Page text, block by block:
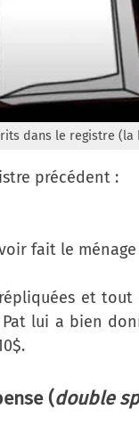
dans le registre (la
précédent :
fait le ménage
et
lui a bien
(double